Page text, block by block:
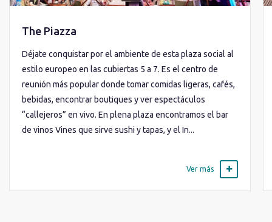
The Piazza
Déjate conquistar por el ambiente de esta plaza social al
estilo europeo en las cubiertas 5 a 7. Es el centro de
reunión más popular donde tomar comidas ligeras, cafés,
bebidas, encontrar boutiques y ver espectáculos
“callejeros” en vivo. En plena plaza encontramos el bar
de vinos Vines que sirve sushi y tapas, y el In...
Ver más